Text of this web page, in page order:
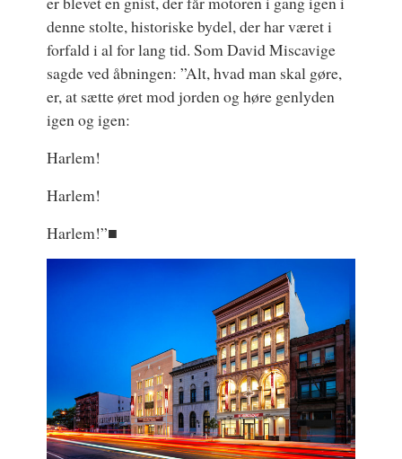
denne stolte, historiske bydel, der har været i
forfald i al for lang tid. Som David Miscavige
sagde ved åbningen: ”Alt, hvad man skal gøre,
er, at sætte øret mod jorden og høre genlyden
igen og igen:
Harlem!
Harlem!
Harlem!”■